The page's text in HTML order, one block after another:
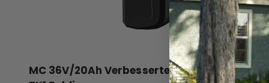
MC 36V/20Ah Verbesserter Akku für
2.0